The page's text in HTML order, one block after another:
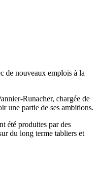
de nouveaux emplois à la
Runacher, chargée de
une partie de ses ambitions.
été produites par des
du long terme tabliers et